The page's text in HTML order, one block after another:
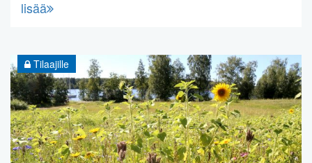
lisää
Tilaajille